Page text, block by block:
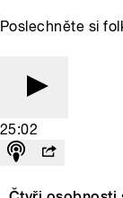
Poslechněte si
25:02